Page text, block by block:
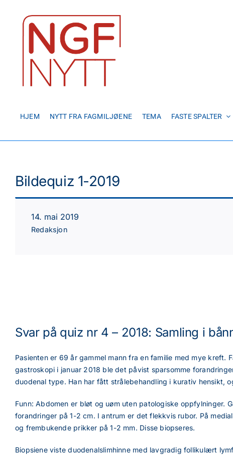
HJEM NYTT FRA FAGMILJØENE TEMA FASTE SPALTER
Bildequiz 1-2019
14. mai 2019
Redaksjon
Svar på quiz nr 4 – 2018: Samling i
Pasienten er 69 år gammel mann fra en familie med mye kreft.
gastroskopi i januar 2018 ble det påvist sparsomme
duodenal type. Han har fått strålebehandling i kurativ ­hensikt,
Funn: Abdomen er bløt og uøm uten patologiske oppfylninger.
forandringer på 1-2 cm. I antrum er det flekkvis rubor. På
og frembukende prikker på 1-2 mm. Disse biopseres.
Biopsiene viste duodenalslimhinne med lavgradig follikulært